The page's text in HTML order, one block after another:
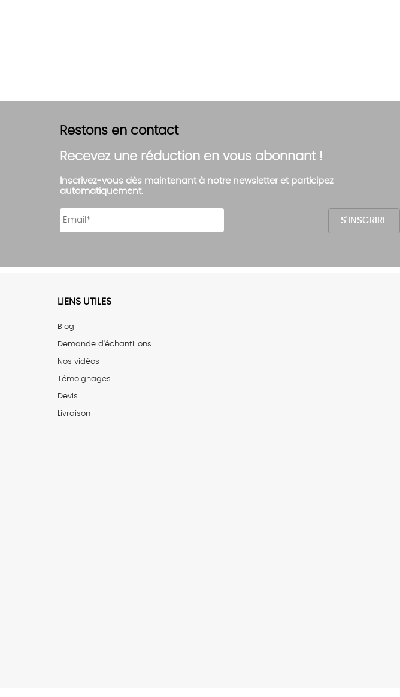
Restons en contact
Recevez une réduction en vous abonnant !
Inscrivez-vous dès maintenant à notre newsletter et participez
automatiquement.
LIENS UTILES
Blog
Demande d'échantillons
Nos vidéos
Témoignages
Devis
Livraison